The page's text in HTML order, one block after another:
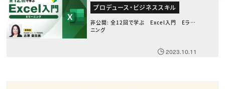
プロデュース・ビジネススキル
非公開: 全12回で学ぶ Excel入門 Eラー
ニング
2023.10.11